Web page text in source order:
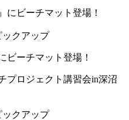
ックアップ
ビーチマット登場！
ックアップ